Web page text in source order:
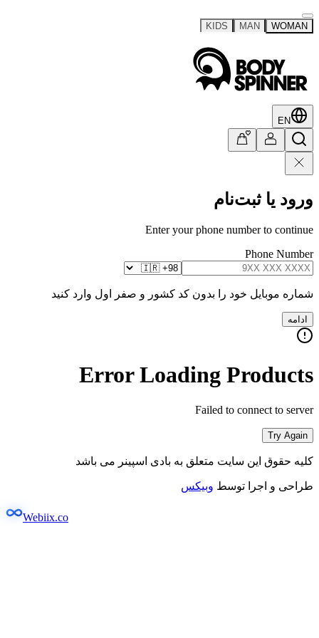
WOMAN
MAN
KIDS
EN
ورود یا ثبت‌نام
Enter your phone number to continue
Phone Number
شماره موبایل خود را بدون کد کشور و صفر اول وارد کنید
ادامه
Error Loading Products
Failed to connect to server
Try Again
کلیه حقوق این سایت متعلق به بادی اسپینر می باشد
طراحی و اجرا توسط وبیکس
Webiix.co